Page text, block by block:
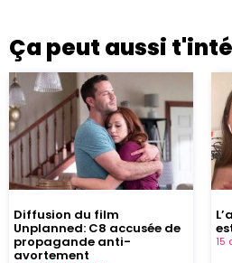
Ça peut aussi
Diffusion du film
Unplanned: C8 accusée de
propagande anti-
avortement
15